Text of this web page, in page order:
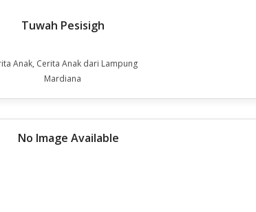
Tuwah Pesisigh
Anak, Cerita Anak dari Lampung
Mardiana